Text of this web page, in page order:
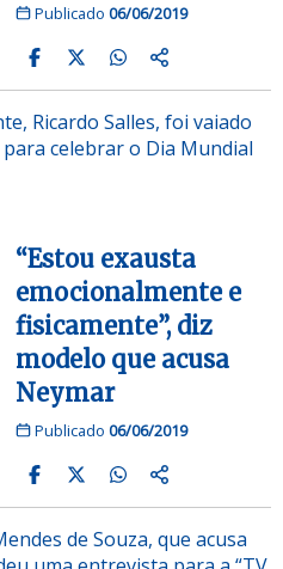
Publicado 06/06/2019
Ricardo Salles, foi vaiado
celebrar o Dia Mundial
“Estou exausta
emocionalmente e
fisicamente”, diz
modelo que acusa
Neymar
Publicado 06/06/2019
de Souza, que acusa